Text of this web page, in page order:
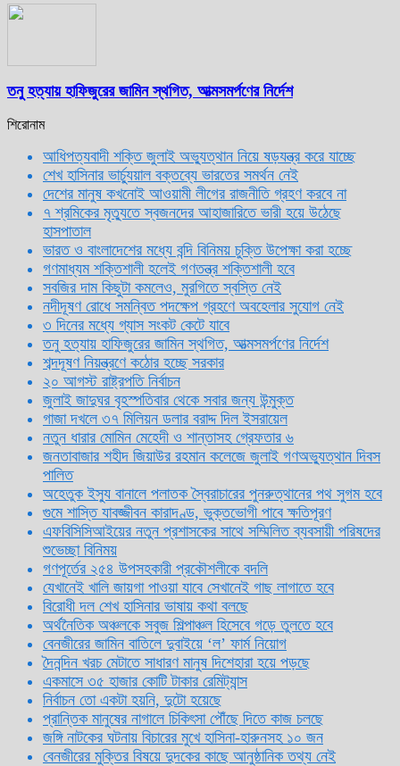
তনু হত্যায় হাফিজুরের জামিন স্থগিত, আত্মসমর্পণের নির্দেশ
শিরোনাম
আধিপত্যবাদী শক্তি জুলাই অভ্যুত্থান নিয়ে ষড়যন্ত্র করে যাচ্ছে
শেখ হাসিনার ভার্চ্যুয়াল বক্তব্যে ভারতের সমর্থন নেই
দেশের মানুষ কখনোই আওয়ামী লীগের রাজনীতি গ্রহণ করবে না
৭ শ্রমিকের মৃত্যুতে স্বজনদের আহাজারিতে ভারী হয়ে উঠেছে
হাসপাতাল
ভারত ও বাংলাদেশের মধ্যে বন্দি বিনিময় চুক্তি উপেক্ষা করা হচ্ছে
গণমাধ্যম শক্তিশালী হলেই গণতন্ত্র শক্তিশালী হবে
সবজির দাম কিছুটা কমলেও, মুরগিতে স্বস্তি নেই
নদীদূষণ রোধে সমন্বিত পদক্ষেপ গ্রহণে অবহেলার সুযোগ নেই
৩ দিনের মধ্যে গ্যাস সংকট কেটে যাবে
তনু হত্যায় হাফিজুরের জামিন স্থগিত, আত্মসমর্পণের নির্দেশ
শব্দদূষণ নিয়ন্ত্রণে কঠোর হচ্ছে সরকার
২০ আগস্ট রাষ্ট্রপতি নির্বাচন
জুলাই জাদুঘর বৃহস্পতিবার থেকে সবার জন্য উন্মুক্ত
গাজা দখলে ৩৭ মিলিয়ন ডলার বরাদ্দ দিল ইসরায়েল
নতুন ধারার মোমিন মেহেদী ও শান্তাসহ গ্রেফতার ৬
জনতাবাজার শহীদ জিয়াউর রহমান কলেজে জুলাই গণঅভ্যুত্থান দিবস
পালিত
অহেতুক ইস্যু বানালে পলাতক স্বৈরাচারের পুনরুত্থানের পথ সুগম হবে
গুমে শাস্তি যাবজ্জীবন কারাদণ্ড, ভুক্তভোগী পাবে ক্ষতিপূরণ
এফবিসিসিআইয়ের নতুন প্রশাসকের সাথে সম্মিলিত ব্যবসায়ী পরিষদের
শুভেচ্ছা বিনিময়
গণপূর্তের ২৫৪ উপসহকারী প্রকৌশলীকে বদলি
যেখানেই খালি জায়গা পাওয়া যাবে সেখানেই গাছ লাগাতে হবে
বিরোধী দল শেখ হাসিনার ভাষায় কথা বলছে
অর্থনৈতিক অঞ্চলকে সবুজ শিল্পাঞ্চল হিসেবে গড়ে তুলতে হবে
বেনজীরের জামিন বাতিলে দুবাইয়ে ‌‘ল’ ফার্ম নিয়োগ
দৈনন্দিন খরচ মেটাতে সাধারণ মানুষ দিশেহারা হয়ে পড়ছে
একমাসে ৩৫ হাজার কোটি টাকার রেমিট্যান্স
নির্বাচন তো একটা হয়নি, দুটো হয়েছে
প্রান্তিক মানুষের নাগালে চিকিৎসা পৌঁছে দিতে কাজ চলছে
জঙ্গি নাটকের ঘটনায় বিচারের মুখে হাসিনা-হারুনসহ ১০ জন
বেনজীরের মুক্তির বিষয়ে দুদকের কাছে আনুষ্ঠানিক তথ্য নেই